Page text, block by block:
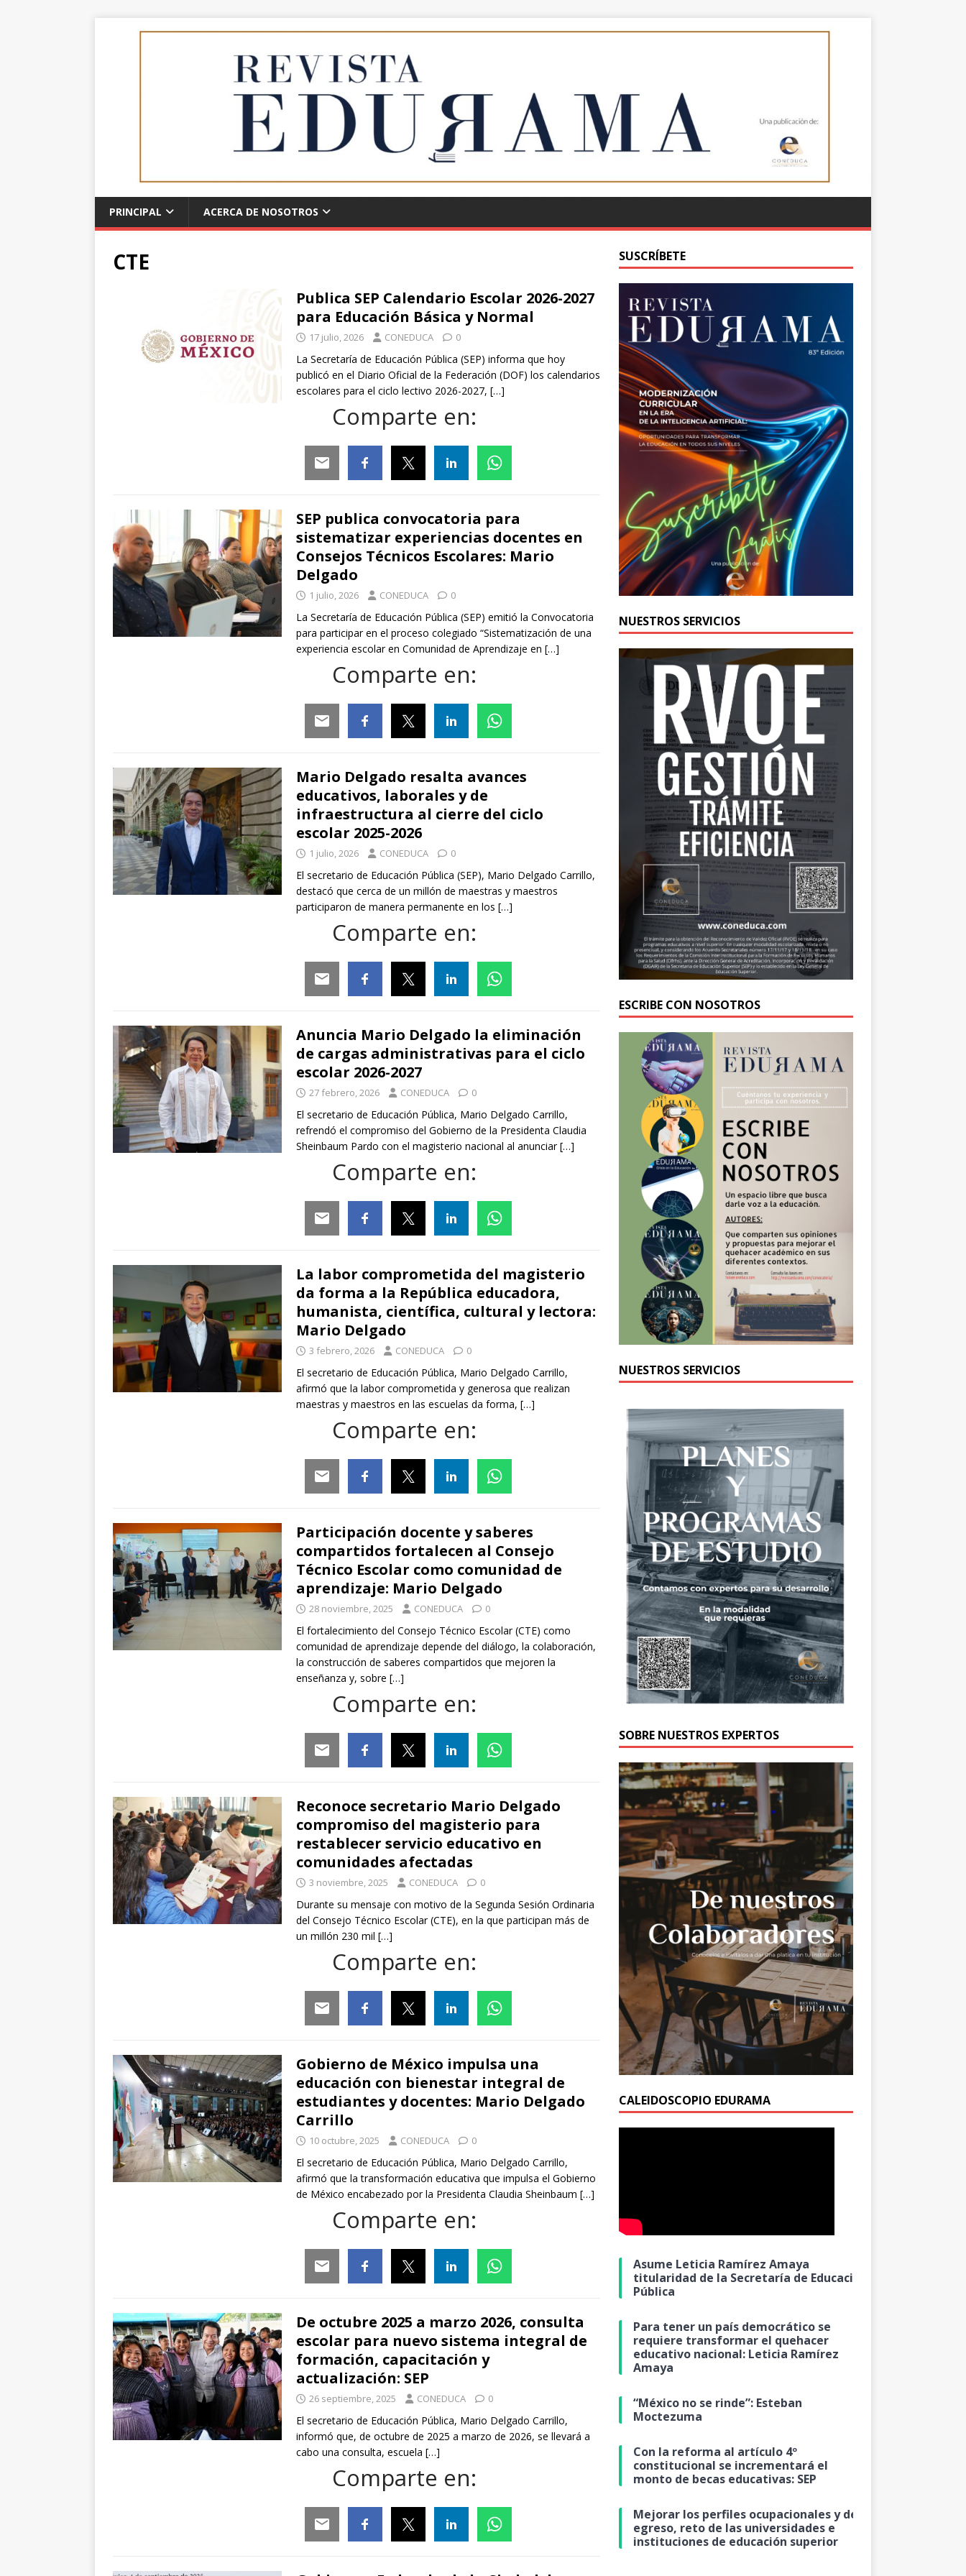
PRINCIPAL ACERCA DE NOSOTROS
CTE
Publica SEP Calendario Escolar 2026-2027
para Educación Básica y Normal
17 julio, 2026 CONEDUCA 0
La Secretaría de Educación Pública (SEP) informa que hoy
publicó en el Diario Oficial de la Federación (DOF) los calendarios
escolares para el ciclo lectivo 2026-2027, […]
Comparte en:
SEP publica convocatoria para
sistematizar experiencias docentes en
Consejos Técnicos Escolares: Mario
Delgado
1 julio, 2026 CONEDUCA 0
La Secretaría de Educación Pública (SEP) emitió la Convocatoria
para participar en el proceso colegiado “Sistematización de una
experiencia escolar en Comunidad de Aprendizaje en […]
Comparte en:
Mario Delgado resalta avances
educativos, laborales y de
infraestructura al cierre del ciclo
escolar 2025-2026
1 julio, 2026 CONEDUCA 0
El secretario de Educación Pública (SEP), Mario Delgado Carrillo,
destacó que cerca de un millón de maestras y maestros
participaron de manera permanente en los […]
Comparte en:
Anuncia Mario Delgado la eliminación
de cargas administrativas para el ciclo
escolar 2026-2027
27 febrero, 2026 CONEDUCA 0
El secretario de Educación Pública, Mario Delgado Carrillo,
refrendó el compromiso del Gobierno de la Presidenta Claudia
Sheinbaum Pardo con el magisterio nacional al anunciar[…]
Comparte en:
La labor comprometida del magisterio
da forma a la República educadora,
humanista, científica, cultural y lectora:
Mario Delgado
3 febrero, 2026 CONEDUCA 0
El secretario de Educación Pública, Mario Delgado Carrillo,
afirmó que la labor comprometida y generosa que realizan
maestras y maestros en las escuelas da forma, […]
Comparte en:
Participación docente y saberes
compartidos fortalecen al Consejo
Técnico Escolar como comunidad de
aprendizaje: Mario Delgado
28 noviembre, 2025 CONEDUCA 0
El fortalecimiento del Consejo Técnico Escolar (CTE) como
comunidad de aprendizaje depende del diálogo, la colaboración,
la construcción de saberes compartidos que mejoren la
enseñanza y, sobre […]
Comparte en:
Reconoce secretario Mario Delgado
compromiso del magisterio para
restablecer servicio educativo en
comunidades afectadas
3 noviembre, 2025 CONEDUCA 0
Durante su mensaje con motivo de la Segunda Sesión Ordinaria
del Consejo Técnico Escolar (CTE), en la que participan más de
un millón 230 mil […]
Comparte en:
Gobierno de México impulsa una
educación con bienestar integral de
estudiantes y docentes: Mario Delgado
Carrillo
10 octubre, 2025 CONEDUCA 0
El secretario de Educación Pública, Mario Delgado Carrillo,
afirmó que la transformación educativa que impulsa el Gobierno
de México encabezado por la Presidenta Claudia Sheinbaum […]
Comparte en:
De octubre 2025 a marzo 2026, consulta
escolar para nuevo sistema integral de
formación, capacitación y
actualización: SEP
26 septiembre, 2025 CONEDUCA 0
El secretario de Educación Pública, Mario Delgado Carrillo,
informó que, de octubre de 2025 a marzo de 2026, se llevará a
cabo una consulta, escuela […]
Comparte en:
SUSCRÍBETE
NUESTROS SERVICIOS
ESCRIBE CON NOSOTROS
NUESTROS SERVICIOS
SOBRE NUESTROS EXPERTOS
CALEIDOSCOPIO EDURAMA
Asume Leticia Ramírez Amaya
titularidad de la Secretaría de Educación
Pública
Para tener un país democrático se
requiere transformar el quehacer
educativo nacional: Leticia Ramírez
Amaya
“México no se rinde”: Esteban
Moctezuma
Con la reforma al artículo 4º
constitucional se incrementará el
monto de becas educativas: SEP
Mejorar los perfiles ocupacionales y de
egreso, reto de las universidades e
instituciones de educación superior